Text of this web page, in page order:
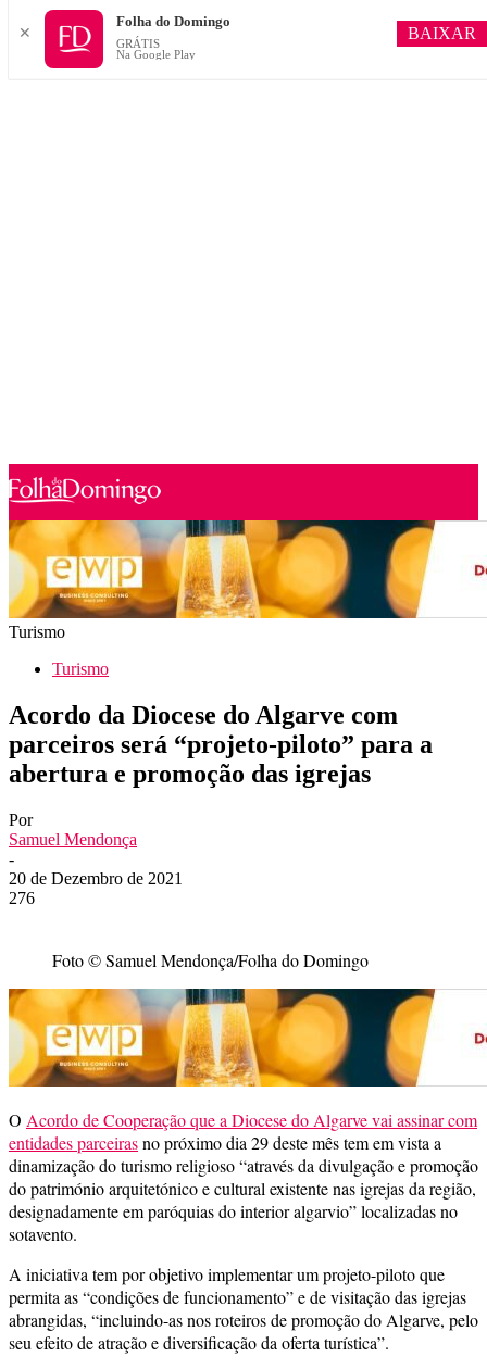
Turismo
Turismo
Acordo da Diocese do Algarve com
parceiros será “projeto-piloto” para a
abertura e promoção das igrejas
Por
Samuel Mendonça
-
20 de Dezembro de 2021
276
Foto © Samuel Mendonça/Folha do Domingo
O Acordo de Cooperação que a Diocese do Algarve vai assinar com
entidades parceirasno próximo dia 29 deste mês tem em vista a
dinamização do turismo religioso “através da divulgação e promoção
do património arquitetónico e cultural existente nas igrejas da região,
designadamente em paróquias do interior algarvio” localizadas no
sotavento.
A iniciativa tem por objetivo implementar um projeto-piloto que
permita as “condições de funcionamento” e de visitação das igrejas
abrangidas, “incluindo-as nos roteiros de promoção do Algarve, pelo
seu efeito de atração e diversificação da oferta turística”.
✕
Folha do Domingo
GRÁTIS
Na Google Play
BAIXAR